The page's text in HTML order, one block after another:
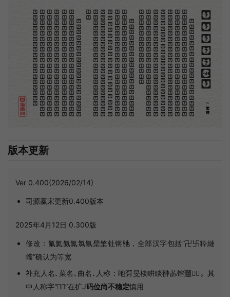
木刻創作法·序
地
不
問
東
西
，
凡
木
刻
的
圖
版
，
向
來
是
畫
管
畫，
刻
管
刻
，
印
管
印
的
。
中
國
用
得
最
早
，
而
照
例也
久
經
衰
退
；
清
光
緒
中
，
英
人
傅
蘭
雅
氏
編
印
《格
致
彙
編
》
，
插
圖
就
已
非
中
國
刻
工
所
能
刻
，
精細
的
必
需
由
英
國
運
了
圖
版
來
。
那
就
是
所
謂
「木
口
木
刻
」
，
也
即
「
複
製
木
刻
」
，
和
用
在
編
給印
度
人
讀
的
英
文
書
，
後
來
也
就
移
給
中
國
人
讀
的英
文
書
上
的
插
畫
，
是
同
類
的
。
那
時
我
還
是
一
個
兒
童
，
見
了
這
些
圖
，
便
震
驚於
它
的
精
工
活
潑
，
當
作
寶
貝
看
。
到
近
幾
年
，
才知
道
西
洋
還
有
一
種
由
畫
家
一
手
造
成
的
版
畫
，
也就
是
原
畫
，
倘
用
木
版
，
便
叫
作
「
創
作
木
刻」
，
是
藝
術
家
直
接
的
創
作
品
，
毫
不
假
手
於
刻
者和
印
者
的
。
現
在
我
們
所
要
紹
介
的
，
便
是
這
一
種
。
但
是
至
今
沒
有
一
本
講
說
木
刻
的
書
，
這
才
是
第一
本
。
雖
然
稍
簡
略
，
卻
已
經
給
了
讀
者
一
個
大
意。
由
此
發
展
下
去
，
路
是
廣
大
得
很
。
題
材
會
豐
富起
來
的
，
技
藝
也
會
精
煉
起
來
的
，
採
取
新
法
，
加以
中
國
舊
日
之
所
長
，
還
有
開
出
一
條
新
的
路
徑
來的
希
望
。
那
時
作
者
各
將
自
己
的
本
領
和
心
得
，
貢獻
出
來
，
中
國
的
木
刻
界
就
會
發
生
光
焰
。
(繁體)
版本更新
Ver 0.400(2026/02/14)
司源赢宋更新0.400版本
2025年4月12日 0.300版
修改：氟氦氨氮氯氰檗檠钍锵驰，全部汉字包括“卍卐粋縺
蟷”确认为等宽
补充人名､菜名､曲名､人称：吔彁旻棪畊睒翀苾镕𰻝𲎿𲰼，其
中人称字“𲎿𲰼”在扩J码位尚不稳定慎用